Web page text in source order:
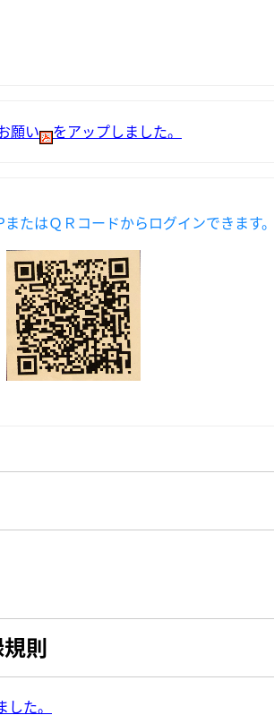
願い をアップしました。
たはＱＲコードからログインできます
則
た。